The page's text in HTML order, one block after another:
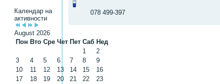
Календар на
активности
August 2026
Пон Вто Сре Чет Пет Саб Нед
1
2
3
4 5 6 7 8
9
10
11 12 13 14 15
16
17
18 19 20 21 22
23
078 499-397